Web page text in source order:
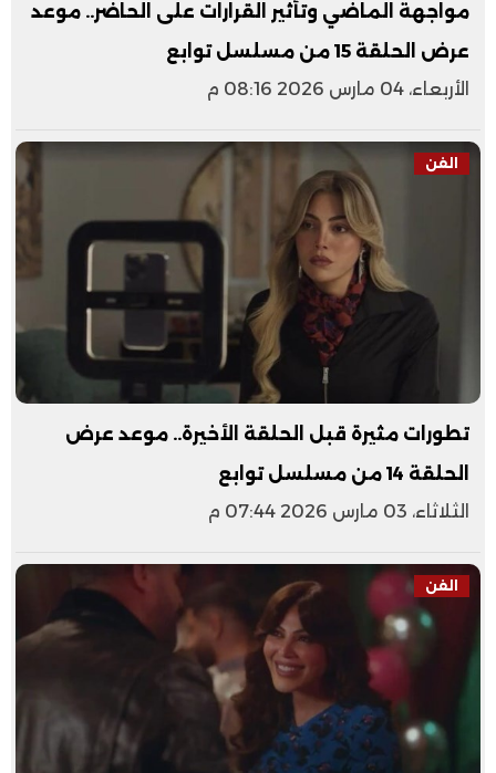
مواجهة الماضي وتأثير القرارات على الحاضر.. موعد
عرض الحلقة 15 من مسلسل توابع
الأربعاء، 04 مارس 2026 08:16 م
الفن
تطورات مثيرة قبل الحلقة الأخيرة.. موعد عرض
الحلقة 14 من مسلسل توابع
الثلاثاء، 03 مارس 2026 07:44 م
الفن